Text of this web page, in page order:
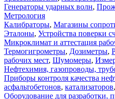
Генераторы ударных волн,
Метрология
Калибраторы, Магазины
Эталоны, Устройства поверки
Микроклимат и аттестация
Термогигрометры, Дозиметры,
рабочих мест, Шумомеры,
Нефтехимия, газопроводы,
Приборы контроля качества
асфальтобетонов, катализаторов,
Оборудование для разработки,